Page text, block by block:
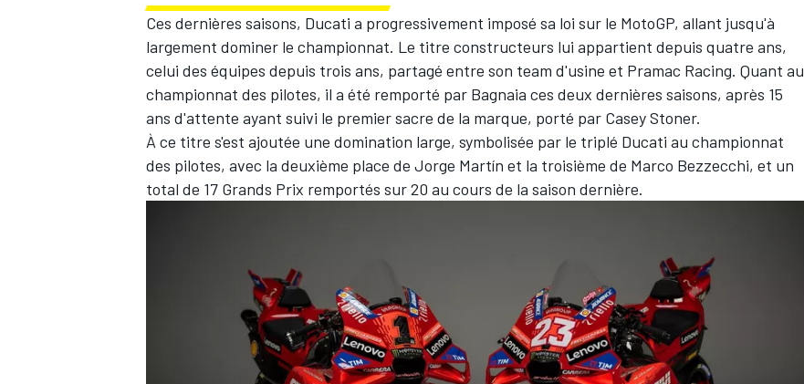
Ces dernières saisons, Ducati a progressivement imposé sa loi sur le MotoGP, allant jusqu'à
largement dominer le championnat. Le titre constructeurs lui appartient depuis quatre ans,
celui des équipes depuis trois ans, partagé entre son team d'usine et Pramac Racing. Quant au
championnat des pilotes, il a été remporté par Bagnaia ces deux dernières saisons, après 15
ans d'attente ayant suivi le premier sacre de la marque, porté par Casey Stoner.
À ce titre s'est ajoutée une domination large, symbolisée par le triplé Ducati au championnat
des pilotes, avec la deuxième place de Jorge Martín et la troisième de Marco Bezzecchi, et un
total de 17 Grands Prix remportés sur 20 au cours de la saison dernière.